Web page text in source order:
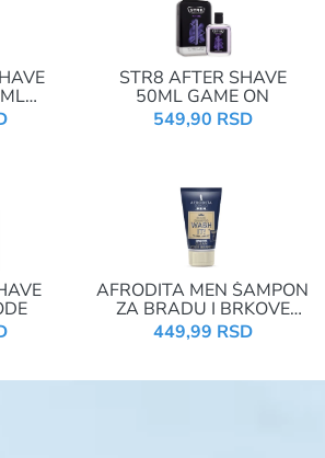
STR8 AFTER SHAVE
50ML GAME ON
549,90 RSD
AFRODITA MEN ŠAMPON
ZA BRADU I BRKOVE
125ML
449,99 RSD